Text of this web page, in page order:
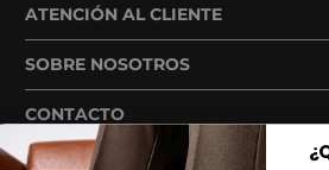
ATENCIÓN AL CLIENTE
SOBRE NOSOTROS
CONTACTO